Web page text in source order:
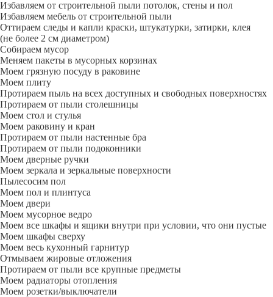
Избавляем от строительной пыли потолок, стены и пол
Избавляем мебель от строительной пыли
Оттираем следы и капли краски, штукатурки, затирки, клея
(не более 2 см диаметром)
Собираем мусор
Меняем пакеты в мусорных корзинах
Моем грязную посуду в раковине
Моем плиту
Протираем пыль на всех доступных и свободных поверхностях
Протираем от пыли столешницы
Моем стол и стулья
Моем раковину и кран
Протираем от пыли настенные бра
Протираем от пыли подоконники
Моем дверные ручки
Моем зеркала и зеркальные поверхности
Пылесосим пол
Моем пол и плинтуса
Моем двери
Моем мусорное ведро
Моем все шкафы и ящики внутри при условии, что они пустые
Моем шкафы сверху
Моем весь кухонный гарнитур
Отмываем жировые отложения
Протираем от пыли все крупные предметы
Моем радиаторы отопления
Моем розетки/выключатели